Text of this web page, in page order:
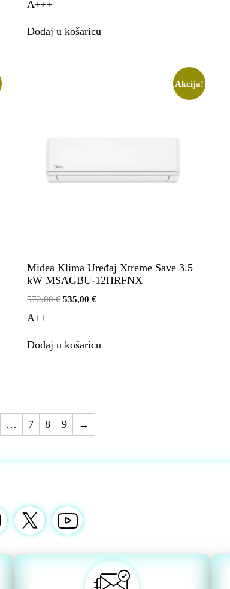
A+++
Dodaj u košaricu
Akcija!
Midea Klima Uređaj Xtreme Save 3.5
kW MSAGBU-12HRFNX
572,00€ 535,00€
A++
Dodaj u košaricu
… 7 8 9 →